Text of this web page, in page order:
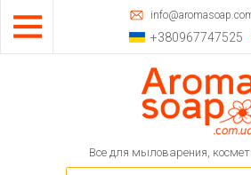
+380967747525
Все для мыловарения,